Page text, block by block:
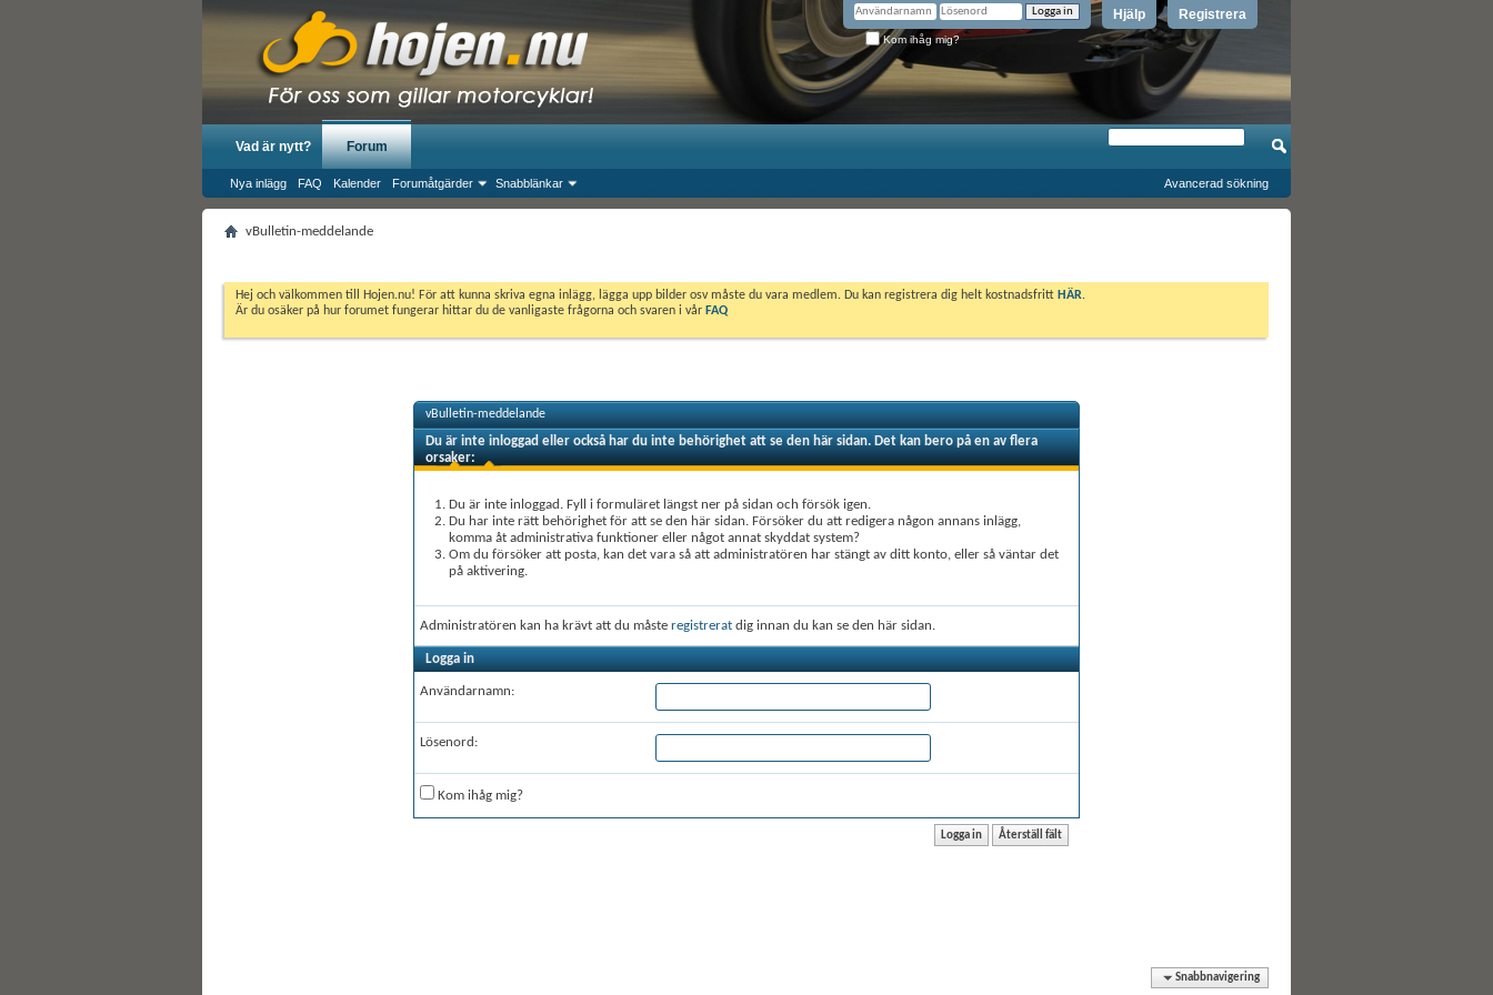
Registrera
Hjälp
Kom ihåg mig?
Vad är nytt? Forum
Nya inlägg FAQ Kalender Forumåtgärder Snabblänkar Avancerad sökning
vBulletin-meddelande
Hej och välkommen till Hojen.nu! För att kunna skriva egna inlägg, lägga upp bilder osv måste du vara medlem. Du kan registrera dig helt kostnadsfritt HÄR.
Är du osäker på hur forumet fungerar hittar du de vanligaste frågorna och svaren i vår FAQ
vBulletin-meddelande
Du är inte inloggad eller också har du inte behörighet att se den här sidan. Det kan bero på en av flera
orsaker:
Du är inte inloggad. Fyll i formuläret längst ner på sidan och försök igen.
Du har inte rätt behörighet för att se den här sidan. Försöker du att redigera någon annans inlägg,
komma åt administrativa funktioner eller något annat skyddat system?
Om du försöker att posta, kan det vara så att administratören har stängt av ditt konto, eller så väntar det
på aktivering.
Administratören kan ha krävt att du måste registrerat dig innan du kan se den här sidan.
Logga in
Användarnamn:
Lösenord:
Kom ihåg mig?
Snabbnavigering